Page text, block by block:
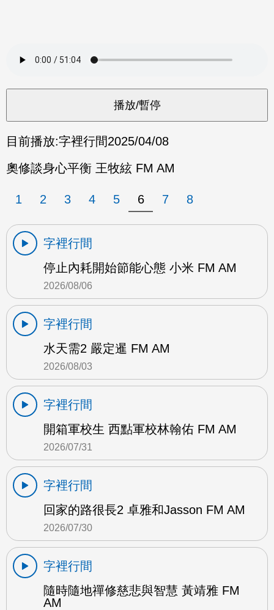
目前播放:字裡行間2025/04/08
奧修談身心平衡 王牧絃 FM AM
1 2 3 4 5 6 7 8
字裡行間
停止內耗開始節能心態 小米 FM AM
2026/08/06
字裡行間
水天需2 嚴定暹 FM AM
2026/08/03
字裡行間
開箱軍校生 西點軍校林翰佑 FM AM
2026/07/31
字裡行間
回家的路很長2 卓雅和Jasson FM AM
2026/07/30
字裡行間
隨時隨地禪修慈悲與智慧 黃靖雅 FM
AM